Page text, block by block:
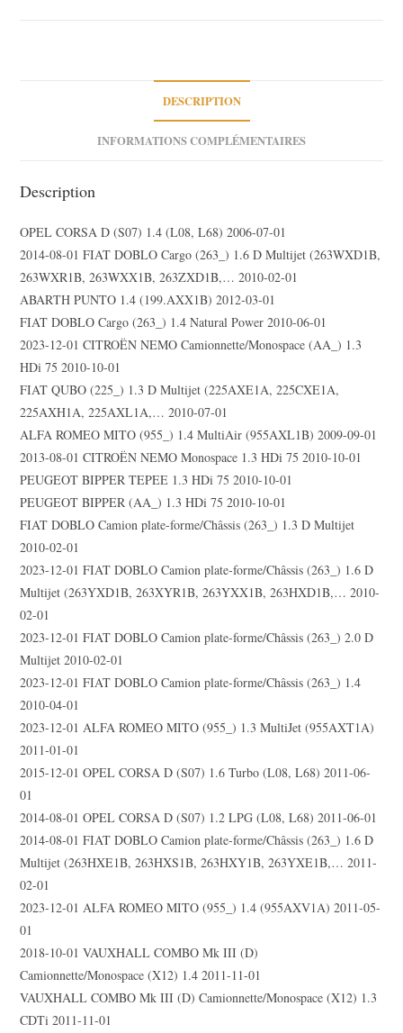
DESCRIPTION
INFORMATIONS COMPLÉMENTAIRES
Description
OPEL CORSA D (S07) 1.4 (L08, L68) 2006-07-01
2014-08-01 FIAT DOBLO Cargo (263_) 1.6 D Multijet (263WXD1B,
263WXR1B, 263WXX1B, 263ZXD1B,… 2010-02-01
ABARTH PUNTO 1.4 (199.AXX1B) 2012-03-01
FIAT DOBLO Cargo (263_) 1.4 Natural Power 2010-06-01
2023-12-01 CITROËN NEMO Camionnette/Monospace (AA_) 1.3
HDi 75 2010-10-01
FIAT QUBO (225_) 1.3 D Multijet (225AXE1A, 225CXE1A,
225AXH1A, 225AXL1A,… 2010-07-01
ALFA ROMEO MITO (955_) 1.4 MultiAir (955AXL1B) 2009-09-01
2013-08-01 CITROËN NEMO Monospace 1.3 HDi 75 2010-10-01
PEUGEOT BIPPER TEPEE 1.3 HDi 75 2010-10-01
PEUGEOT BIPPER (AA_) 1.3 HDi 75 2010-10-01
FIAT DOBLO Camion plate-forme/Châssis (263_) 1.3 D Multijet
2010-02-01
2023-12-01 FIAT DOBLO Camion plate-forme/Châssis (263_) 1.6 D
Multijet (263YXD1B, 263XYR1B, 263YXX1B, 263HXD1B,… 2010-
02-01
2023-12-01 FIAT DOBLO Camion plate-forme/Châssis (263_) 2.0 D
Multijet 2010-02-01
2023-12-01 FIAT DOBLO Camion plate-forme/Châssis (263_) 1.4
2010-04-01
2023-12-01 ALFA ROMEO MITO (955_) 1.3 MultiJet (955AXT1A)
2011-01-01
2015-12-01 OPEL CORSA D (S07) 1.6 Turbo (L08, L68) 2011-06-
01
2014-08-01 OPEL CORSA D (S07) 1.2 LPG (L08, L68) 2011-06-01
2014-08-01 FIAT DOBLO Camion plate-forme/Châssis (263_) 1.6 D
Multijet (263HXE1B, 263HXS1B, 263HXY1B, 263YXE1B,… 2011-
02-01
2023-12-01 ALFA ROMEO MITO (955_) 1.4 (955AXV1A) 2011-05-
01
2018-10-01 VAUXHALL COMBO Mk III (D)
Camionnette/Monospace (X12) 1.4 2011-11-01
VAUXHALL COMBO Mk III (D) Camionnette/Monospace (X12) 1.3
CDTi 2011-11-01